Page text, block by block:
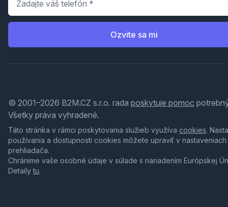
Ozvite sa mi
© 2001–2026 B2M.CZ s.r.o. rada poskytuje pomoc
Všetky práva vyhradené.
Táto stránka v rámci poskytovania služieb využíva cookies.
používania a dostupnosti cookies môžete upraviť v nastaveniach
prehliadača.
Chránime vaše osobné údaje v súlade s nariadením Európskej
Detailytu.